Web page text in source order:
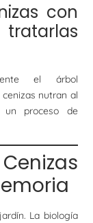
con
el árbol
nutran al
un proceso de
La biología